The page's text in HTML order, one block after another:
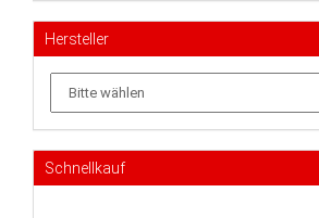
Hersteller
Schnellkauf